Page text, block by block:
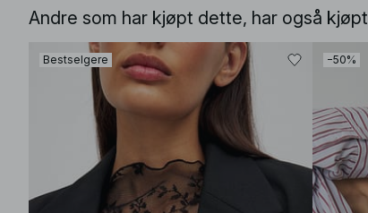
Andre som har kjøpt dette, har også kjøpt
Bestselgere −50%